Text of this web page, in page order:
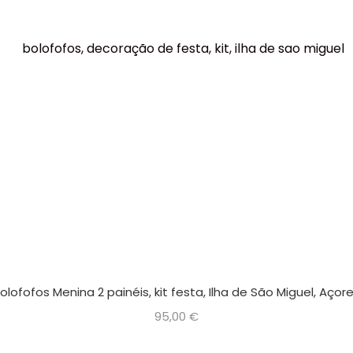
Menina 2 painéis, kit festa, Ilha de São Miguel,
95,00 €